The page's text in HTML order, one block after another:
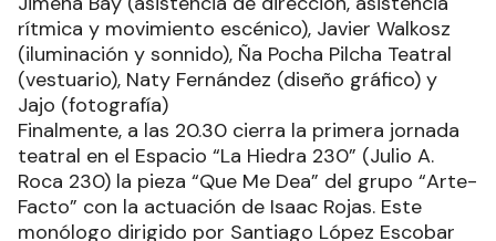
rítmica y movimiento escénico), Javier Walkosz
(iluminación y sonnido), Ña Pocha Pilcha Teatral
(vestuario), Naty Fernández (diseño gráfico) y
Jajo (fotografía)
Finalmente, a las 20.30 cierra la primera jornada
teatral en el Espacio “La Hiedra 230” (Julio A.
Roca 230) la pieza “Que Me Dea” del grupo “Arte-
Facto” con la actuación de Isaac Rojas. Este
monólogo dirigido por Santiago López Escobar